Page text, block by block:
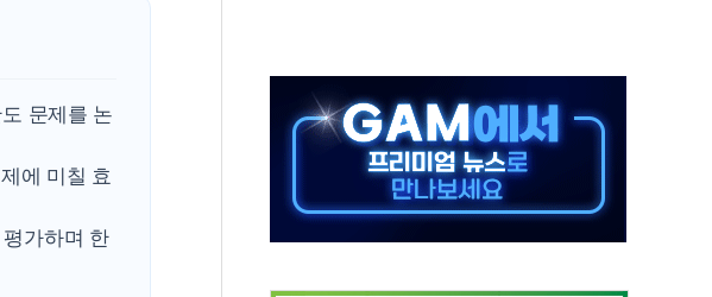
금투협, ChatGPT로 투자 웹리포트 만든다…AI 금융데이터 분석 과정 개설
문제를 논
에 미칠 효
가하며 한